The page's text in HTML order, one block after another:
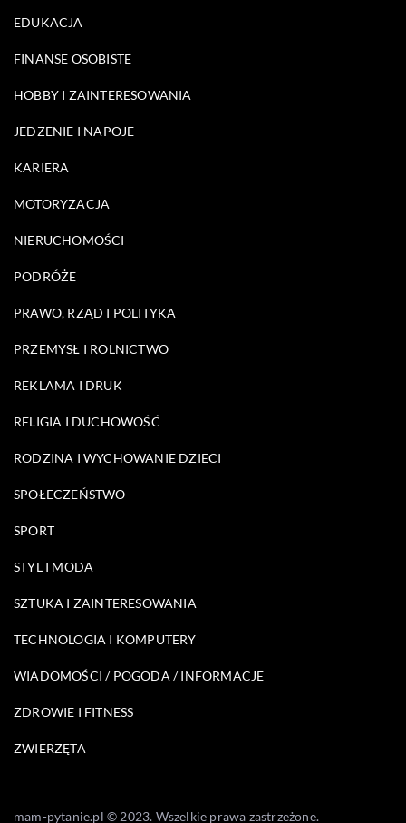
EDUKACJA
FINANSE OSOBISTE
HOBBY I ZAINTERESOWANIA
JEDZENIE I NAPOJE
KARIERA
MOTORYZACJA
NIERUCHOMOŚCI
PODRÓŻE
PRAWO, RZĄD I POLITYKA
PRZEMYSŁ I ROLNICTWO
REKLAMA I DRUK
RELIGIA I DUCHOWOŚĆ
RODZINA I WYCHOWANIE DZIECI
SPOŁECZEŃSTWO
SPORT
STYL I MODA
SZTUKA I ZAINTERESOWANIA
TECHNOLOGIA I KOMPUTERY
WIADOMOŚCI / POGODA / INFORMACJE
ZDROWIE I FITNESS
ZWIERZĘTA
mam-pytanie.pl © 2023. Wszelkie prawa zastrzeżone.